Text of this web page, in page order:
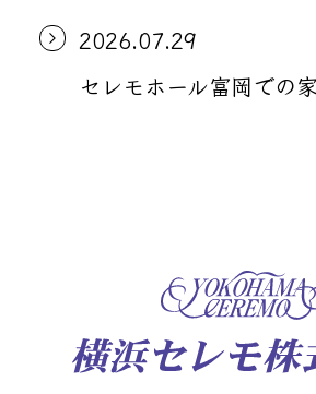
2026.07.29
セレモホール富岡での